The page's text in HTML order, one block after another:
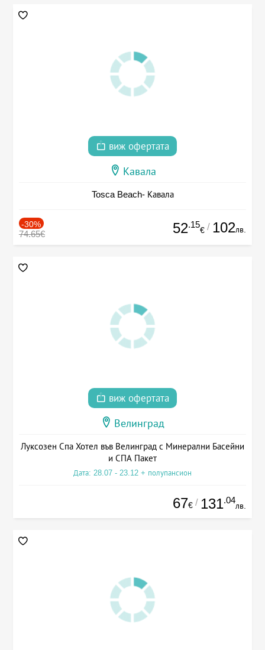
виж офертата
Кавала
Tosca Beach- Кавала
-30%
74.65€ 52.15
€ / 102лв.
виж офертата
Велинград
Луксозен Спа Хотел във Велинград с Минерални Басейни
и СПА Пакет
Дата: 28.07 - 23.12 + полупансион
67€ / 131.04
лв.